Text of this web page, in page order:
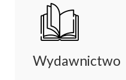
Wydawnictwo